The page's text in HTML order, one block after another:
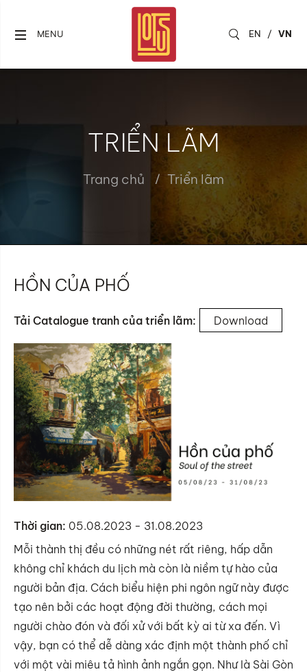
MENU EN / VN
TRIỂN LÃM
Trang chủ Triển lãm
HỒN CỦA PHỐ
Tải Catalogue tranh của triển lãm: Download
Thời gian: 05.08.2023 - 31.08.2023
Mỗi thành thị đều có những nét rất riêng, hấp dẫn
không chỉ khách du lịch mà còn là niềm tự hào của
người bản địa. Cách biểu hiện phi ngôn ngữ này được
tạo nên bởi các hoạt động đời thường, cách mọi
người chào đón và đối xử với bất kỳ ai từ xa đến. Vì
vậy, bạn có thể dễ dàng xác định một thành phố chỉ
với một vài miêu tả hình ảnh ngắn gọn. Như là Sài Gòn